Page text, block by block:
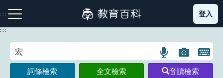
到
主
:::
注音索引圖示 筆畫索引圖示 部首索引表圖示
登入
:::
語
言
圖
片
開
詞條檢索 全文檢索 音讀檢索